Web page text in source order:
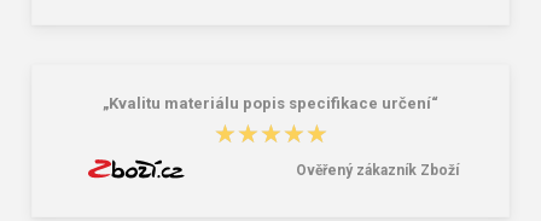
„Kvalitu materiálu popis specifikace určení“
★★★★★
★★★★★
Ověřený zákazník Zboží